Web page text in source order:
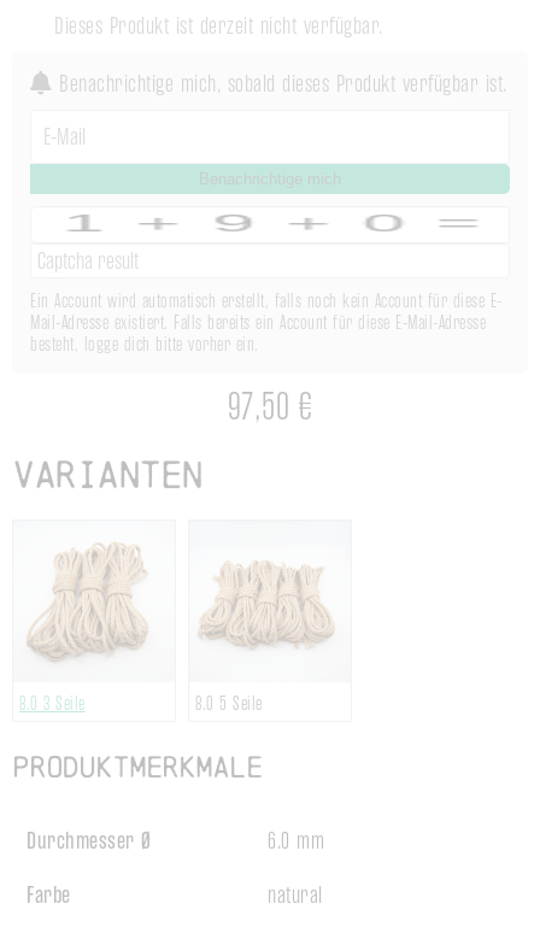
Dieses Produkt ist derzeit nicht verfügbar.
Benachrichtige mich, sobald dieses Produkt verfügbar ist.
Benachrichtige mich
Ein Account wird automatisch erstellt, falls noch kein Account für diese E-
Mail-Adresse existiert. Falls bereits ein Account für diese E-Mail-Adresse
besteht, logge dich bitte vorher ein.
97,50 €
Varianten
8.0 3 Seile 8.0 5 Seile
Produktmerkmale
Durchmesser Ø
6.0 mm
Farbe
natural